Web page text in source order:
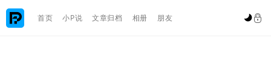
 首页 小P说 文章归档 相册 朋友 